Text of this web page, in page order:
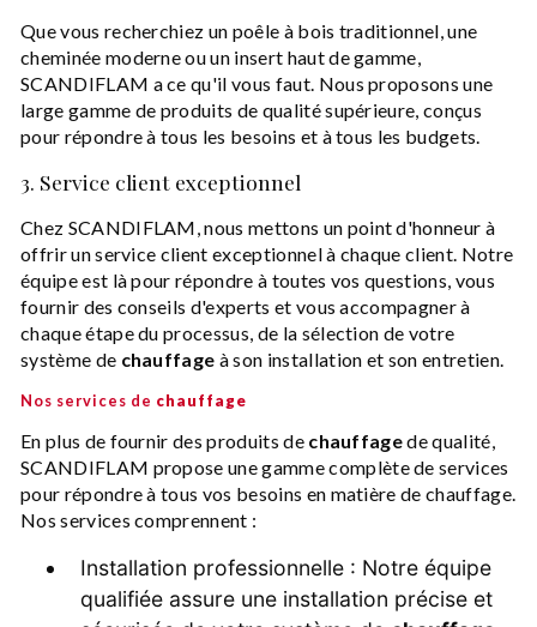
Que vous recherchiez un poêle à bois traditionnel, une
cheminée moderne ou un insert haut de gamme,
SCANDIFLAM a ce qu'il vous faut. Nous proposons une
large gamme de produits de qualité supérieure, conçus
pour répondre à tous les besoins et à tous les budgets.
3. Service client exceptionnel
Chez SCANDIFLAM, nous mettons un point d'honneur à
offrir un service client exceptionnel à chaque client. Notre
équipe est là pour répondre à toutes vos questions, vous
fournir des conseils d'experts et vous accompagner à
chaque étape du processus, de la sélection de votre
système de chauffage à son installation et son entretien.
Nos services de chauffage
En plus de fournir des produits de chauffagede qualité,
SCANDIFLAM propose une gamme complète de services
pour répondre à tous vos besoins en matière de chauffage.
Nos services comprennent :
Installation professionnelle : Notre équipe
qualifiée assure une installation précise et